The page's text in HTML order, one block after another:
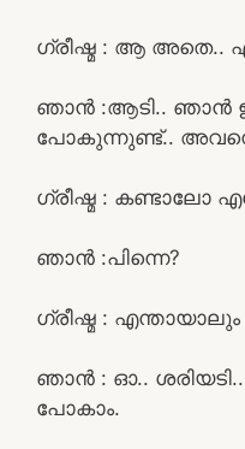
ഗ്രീഷ്മ : ആ അതെ..
ഞാൻ :ആടി.. ഞാൻ
പോകുന്നുണ്ട്..
ഗ്രീഷ്മ : കണ്ടാലോ
ഞാൻ :പിന്നെ?
ഗ്രീഷ്മ :
ഞാൻ : ഓ..
പോകാം.